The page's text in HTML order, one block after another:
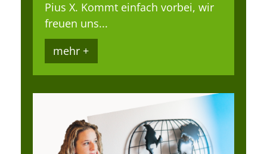
Pius X. Kommt einfach vorbei, wir
freuen uns...
mehr +